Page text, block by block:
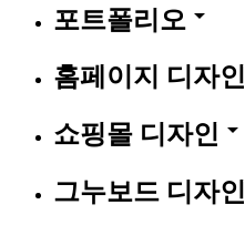
포트폴리오 arrow_drop_down
홈페이지 디자인
쇼핑몰 디자인 arrow_drop_down
그누보드 디자인